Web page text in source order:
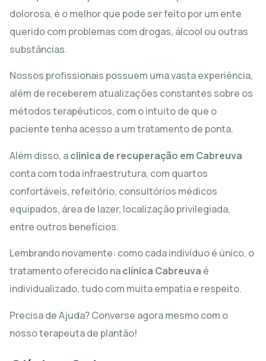
dolorosa, é o melhor que pode ser feito por um ente
querido com problemas com drogas, álcool ou outras
substâncias.
Nossos profissionais possuem uma vasta experiência,
além de receberem atualizações constantes sobre os
métodos terapêuticos, com o intuito de que o
paciente tenha acesso a um tratamento de ponta.
Além disso, aclinica de recuperação em Cabreuva
conta com toda infraestrutura, com quartos
confortáveis, refeitório, consultórios médicos
equipados, área de lazer, localização privilegiada,
entre outros benefícios.
Lembrando novamente: como cada indivíduo é único, o
tratamento oferecido naclínica Cabreuva é
individualizado, tudo com muita empatia e respeito.
Precisa de Ajuda? Converse agora mesmo com o
nosso terapeuta de plantão!